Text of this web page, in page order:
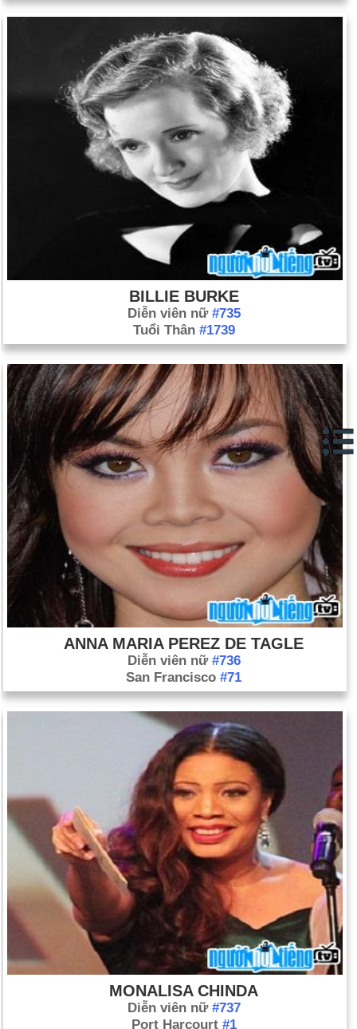
BILLIE BURKE
Diễn viên nữ #735
Tuổi Thân #1739
ANNA MARIA PEREZ DE TAGLE
Diễn viên nữ #736
San Francisco #71
MONALISA CHINDA
Diễn viên nữ #737
Port Harcourt #1